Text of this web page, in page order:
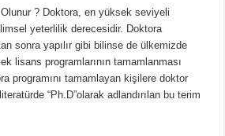
? Doktora, en yüksek seviyeli
yeterlilik derecesidir. Doktora
sonra yapılır gibi bilinse de ülkemizde
lisans programlarının tamamlanması
programını tamamlayan kişilere doktor
“Ph.D”olarak adlandırılan bu terim